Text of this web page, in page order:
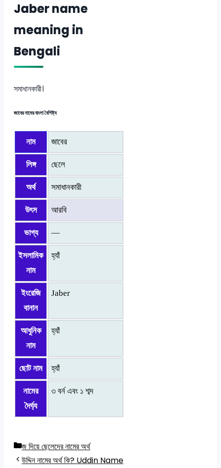
Jaber name
meaning in
Bengali
সমাধানকারী।
জাবের নামের বাংলা বৈশিষ্ট্য
নাম জাবের
লিঙ্গ ছেলে
অর্থ সমাধানকারী
উৎস আরবি
ভাগ্য —
ইসলামিক
নাম
হ্যাঁ
ইংরেজি
বানান
Jaber
আধুনিক
নাম
হ্যাঁ
ছোট নাম হ্যাঁ
নামের
দৈর্ঘ্য
৩ বর্ন এবং ১ শব্দ
Categories
জ দিয়ে ছেলেদের নামের অর্থ
উদ্দিন নামের অর্থ কি? Uddin Name